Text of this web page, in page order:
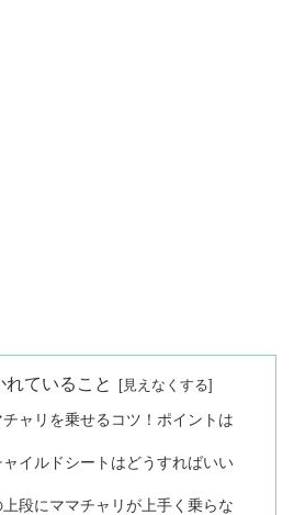
れていること
ャリを乗せるコツ！ポイントは
イルドシートはどうすればいい
段にママチャリが上手く乗らな